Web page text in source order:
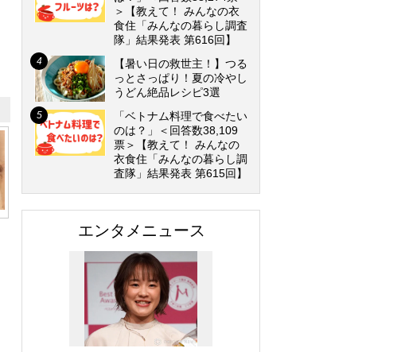
＞【教えて！ みんなの衣
食住「みんなの暮らし調査
隊」結果発表 第616回】
【暑い日の救世主！】つる
っとさっぱり！夏の冷やし
うどん絶品レシピ3選
「ベトナム料理で食べたい
のは？」＜回答数38,109
票＞【教えて！ みんなの
衣食住「みんなの暮らし調
査隊」結果発表 第615回】
エンタメニュース